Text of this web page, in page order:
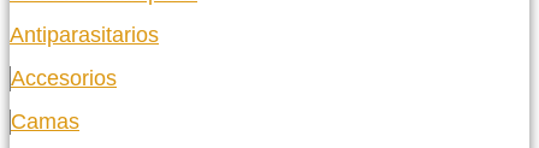
Antiparasitarios
Accesorios
Camas